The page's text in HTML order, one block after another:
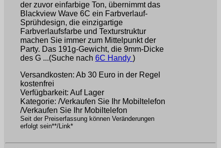
der zuvor einfarbige Ton, übernimmt das
Blackview Wave 6C ein Farbverlauf-
Sprühdesign, die einzigartige
Farbverlaufsfarbe und Texturstruktur
machen Sie immer zum Mittelpunkt der
Party. Das 191g-Gewicht, die 9mm-Dicke
des G ...(Suche nach 6C Handy )
Versandkosten: Ab 30 Euro in der Regel
kostenfrei
Verfügbarkeit: Auf Lager
Kategorie: /Verkaufen Sie Ihr Mobiltelefon
/Verkaufen Sie Ihr Mobiltelefon
Seit der Preiserfassung können Veränderungen
erfolgt sein**/Link*